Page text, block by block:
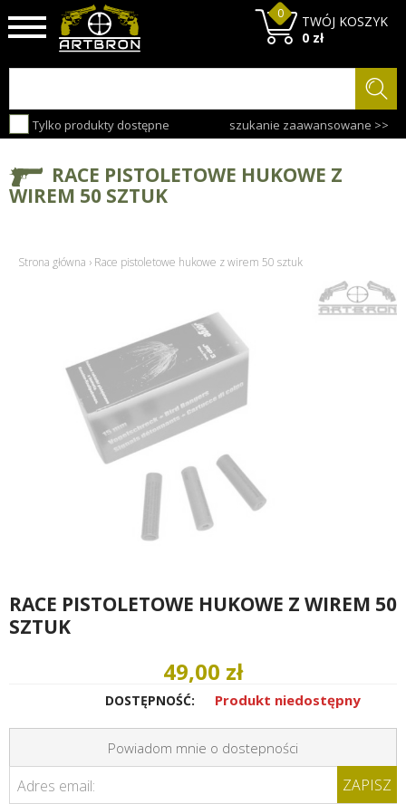
Tylko produkty dostępne szukanie zaawansowane >>
TWÓJ KOSZYK
0
0 zł
RACE PISTOLETOWE HUKOWE Z
WIREM 50 SZTUK
Strona główna › Race pistoletowe hukowe z wirem 50 sztuk
RACE PISTOLETOWE HUKOWE Z WIREM 50
SZTUK
49,00 zł
DOSTĘPNOŚĆ: Produkt niedostępny
Powiadom mnie o dostepności
Adres email: ZAPISZ